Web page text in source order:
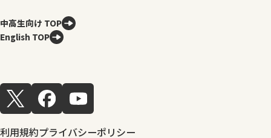
中高生向け TOP
English TOP
利用規約プライバシーポリシー